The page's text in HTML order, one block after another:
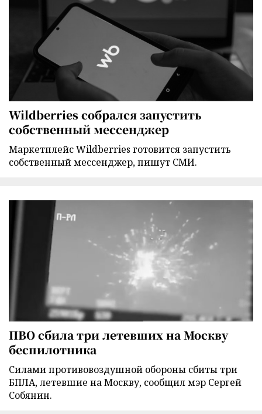
Wildberries собрался запустить
собственный мессенджер
Маркетплейс Wildberries готовится запустить
собственный мессенджер, пишут СМИ.
ПВО сбила три летевших на Москву
беспилотника
Силами противовоздушной обороны сбиты три
БПЛА, летевшие на Москву, сообщил мэр Сергей
Собянин.